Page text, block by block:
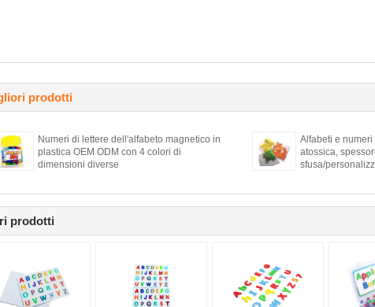
prodotti
Numeri di lettere dell'alfabeto magnetico in
plastica OEM ODM con 4 colori di
dimensioni diverse
Alfabeti e numeri
atossica,
sfusa/
prodotti